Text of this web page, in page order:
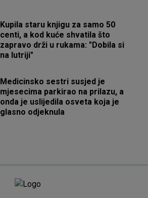
Kupila staru knjigu za samo 50
centi, a kod kuće shvatila što
zapravo drži u rukama: "Dobila si
na lutriji"
Medicinsko sestri susjed je
mjesecima parkirao na prilazu, a
onda je uslijedila osveta koja je
glasno odjeknula